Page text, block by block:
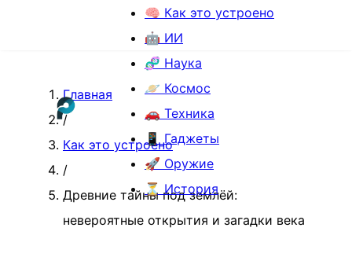
🧠 Как это устроено
🤖 ИИ
🧬 Наука
🪐 Космос
🚗 Техника
📱 Гаджеты
🚀 Оружие
⏳ История
Главная
/
Как это устроено
/
Древние тайны под землёй:
невероятные открытия и загадки века